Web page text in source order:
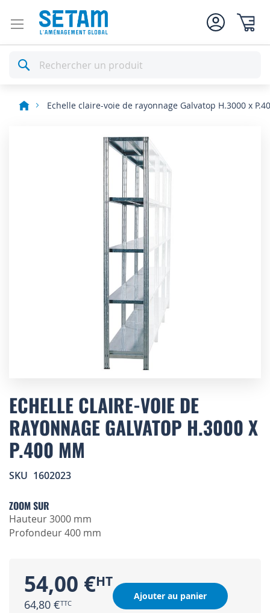
Rechercher
Echelle claire-voie de rayonnage Galvatop H.3000 x
to
the
beginning
of
the
images
ECHELLE CLAIRE-VOIE DE
RAYONNAGE GALVATOP H.3000 X
P.400 MM
SKU 1602023
ZOOM SUR
Hauteur 3000 mm
Profondeur 400 mm
54,00 €
64,80 €
Ajouter au panier